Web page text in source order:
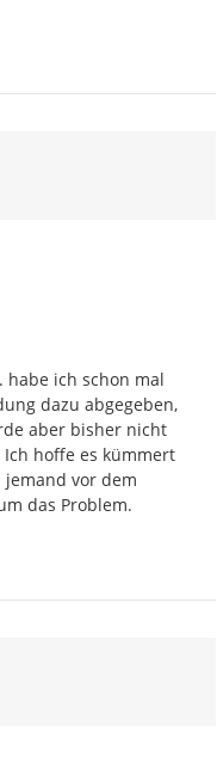
habe ich schon mal
dazu abgegeben,
aber bisher nicht
Ich hoffe es kümmert
jemand vor dem
das Problem.